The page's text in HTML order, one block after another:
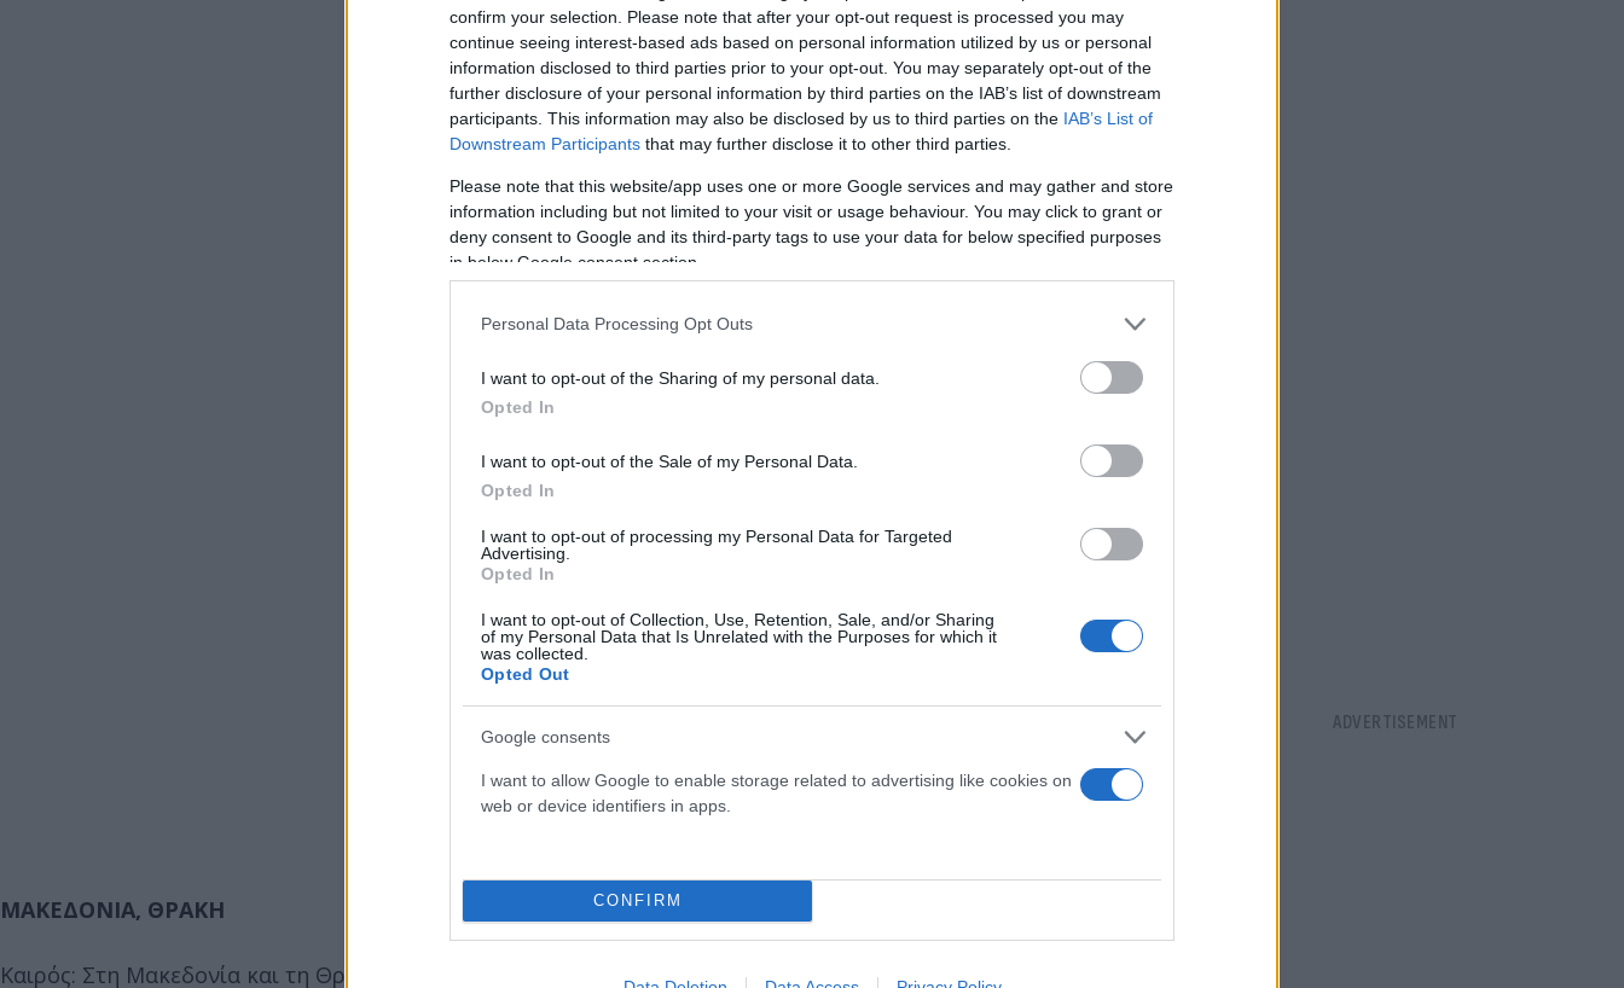
confirm your selection. Please note that after your opt-out request is processed you may
continue seeing interest-based ads based on personal information utilized by us or personal
information disclosed to third parties prior to your opt-out. You may separately opt-out of the
further disclosure of your personal information by third parties on the IAB’s list of downstream
participants. This information may also be disclosed by us to third parties on the IAB’s List of
Downstream Participants that may further disclose it to other third parties.
Please note that this website/app uses one or more Google services and may gather and store
information including but not limited to your visit or usage behaviour. You may click to grant or
deny consent to Google and its third-party tags to use your data for below specified purposes
in below Google consent section.
Personal Data Processing Opt Outs
I want to opt-out of the Sharing of my personal data.
Opted In
I want to opt-out of the Sale of my Personal Data.
Opted In
I want to opt-out of processing my Personal Data for Targeted
Advertising.
Opted In
I want to opt-out of Collection, Use, Retention, Sale, and/or Sharing
of my Personal Data that Is Unrelated with the Purposes for which it
was collected.
Opted Out
Google consents
I want to allow Google to enable storage related to advertising like cookies on
web or device identifiers in apps.
CONFIRM
ΜΑΚΕΔΟΝΙΑ, ΘΡΑΚΗ
Καιρός: Στη Μακεδονία και τη Θράκη νεφώσεις παροδικά αυξημένες με ασθενείς τοπικές βροχές κυρίως στη δυτική